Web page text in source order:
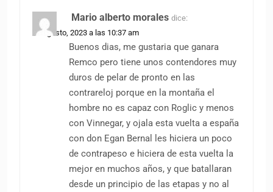
Mario alberto morales dice:
22 agosto, 2023 a las 10:37 am
Buenos dias, me gustaria que ganara
Remco pero tiene unos contendores muy
duros de pelar de pronto en las
contrareloj porque en la montaña el
hombre no es capaz con Roglic y menos
con Vinnegar, y ojala esta vuelta a españa
con don Egan Bernal les hiciera un poco
de contrapeso e hiciera de esta vuelta la
mejor en muchos años, y que batallaran
desde un principio de las etapas y no al